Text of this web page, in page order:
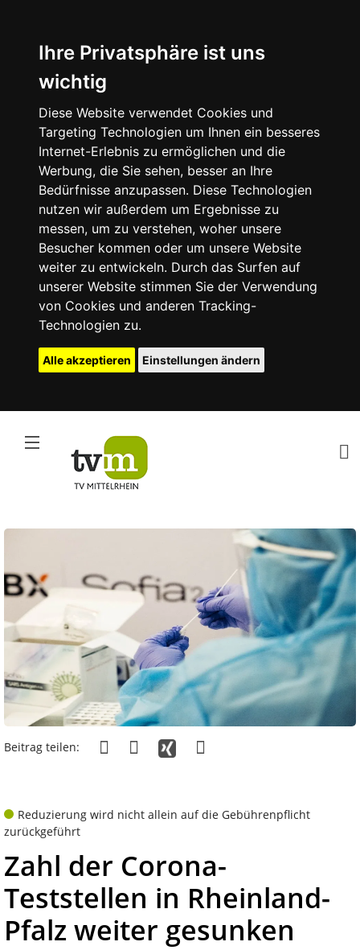
Ihre Privatsphäre ist uns
wichtig
Diese Website verwendet Cookies und
Targeting Technologien um Ihnen ein besseres
Internet-Erlebnis zu ermöglichen und die
Werbung, die Sie sehen, besser an Ihre
Bedürfnisse anzupassen. Diese Technologien
nutzen wir außerdem um Ergebnisse zu
messen, um zu verstehen, woher unsere
Besucher kommen oder um unsere Website
weiter zu entwickeln. Durch das Surfen auf
unserer Website stimmen Sie der Verwendung
von Cookies und anderen Tracking-
Technologien zu.
Alle akzeptieren Einstellungen ändern
Beitrag teilen:
Reduzierung wird nicht allein auf die Gebührenpflicht
zurückgeführt
Zahl der Corona-
Teststellen in Rheinland-
Pfalz weiter gesunken